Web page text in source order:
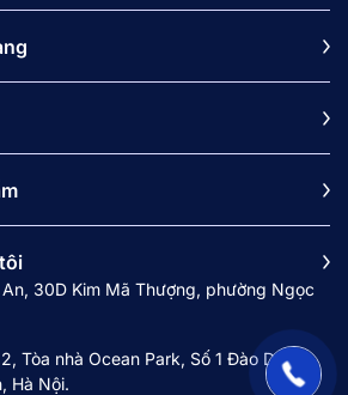
30D Kim Mã Thượng, phường Ngọc
Tòa nhà Ocean Park, Số 1 Đào Duy
Hà Nội.